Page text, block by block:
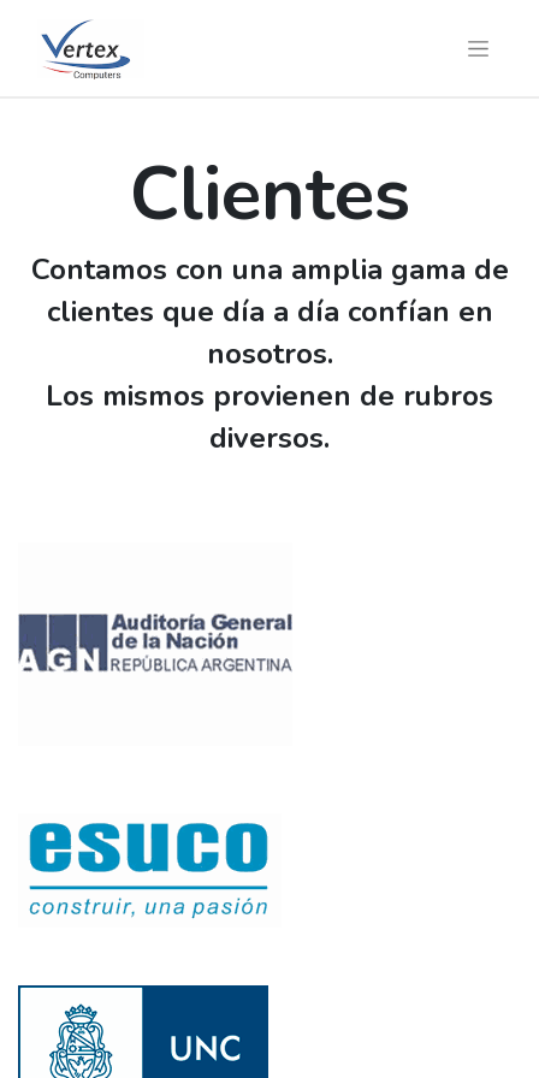
Clientes
Contamos con una amplia gama de
clientes que día a día confían en
nosotros.
Los mismos provienen de rubros
diversos.